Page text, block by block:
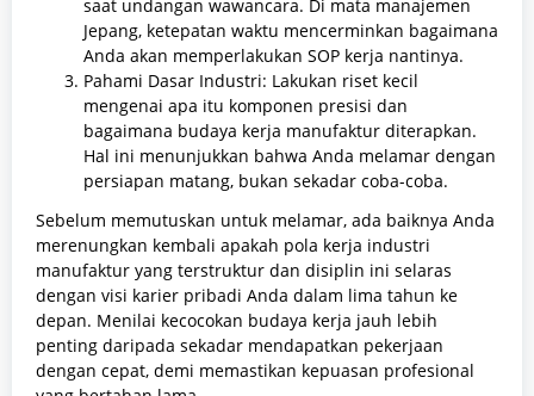
saat undangan wawancara. Di mata manajemen
Jepang, ketepatan waktu mencerminkan bagaimana
Anda akan memperlakukan SOP kerja nantinya.
Pahami Dasar Industri: Lakukan riset kecil
mengenai apa itu komponen presisi dan
bagaimana budaya kerja manufaktur diterapkan.
Hal ini menunjukkan bahwa Anda melamar dengan
persiapan matang, bukan sekadar coba-coba.
Sebelum memutuskan untuk melamar, ada baiknya Anda
merenungkan kembali apakah pola kerja industri
manufaktur yang terstruktur dan disiplin ini selaras
dengan visi karier pribadi Anda dalam lima tahun ke
depan. Menilai kecocokan budaya kerja jauh lebih
penting daripada sekadar mendapatkan pekerjaan
dengan cepat, demi memastikan kepuasan profesional